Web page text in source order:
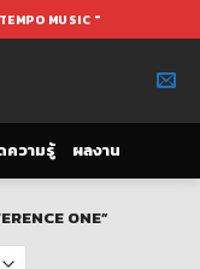
MUSIC "
ความรู้ ผลงาน
ONE”